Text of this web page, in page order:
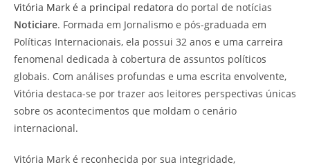
Vitória Mark é a principal redatora do portal de notícias
Noticiare. Formada em Jornalismo e pós-graduada em
Políticas Internacionais, ela possui 32 anos e uma carreira
fenomenal dedicada à cobertura de assuntos políticos
globais. Com análises profundas e uma escrita envolvente,
Vitória destaca-se por trazer aos leitores perspectivas únicas
sobre os acontecimentos que moldam o cenário
internacional.
Vitória Mark é reconhecida por sua integridade,